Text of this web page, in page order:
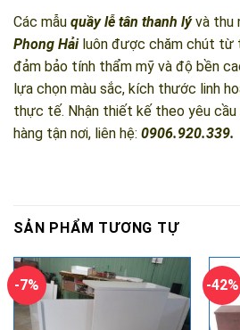
Các mẫu quầy lễ tân thanh lývà thu
Phong Hảiluôn được chăm chút từ
đảm bảo tính thẩm mỹ và độ bền
lựa chọn màu sắc, kích thước linh
thực tế. Nhận thiết kế theo yêu cầu
hàng tận nơi, liên hệ: 0906.920.339.
SẢN PHẨM TƯƠNG TỰ
-7% -42%